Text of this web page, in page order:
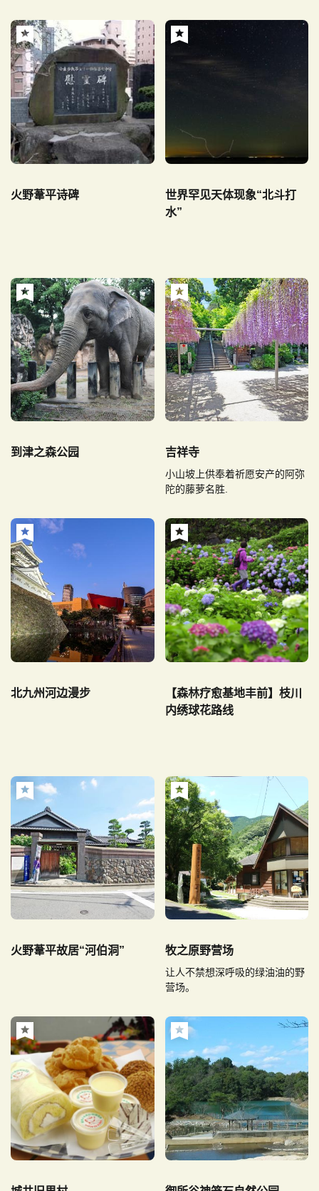
火野葦平诗碑
世界罕见天体现象“北斗打
水”
到津之森公园 吉祥寺
小山坡上供奉着祈愿安产的阿弥
陀的藤萝名胜.
北九州河边漫步
【森林疗愈基地丰前】枝川
内绣球花路线
火野葦平故居“河伯洞” 牧之原野营场
让人不禁想深呼吸的绿油油的野
营场。